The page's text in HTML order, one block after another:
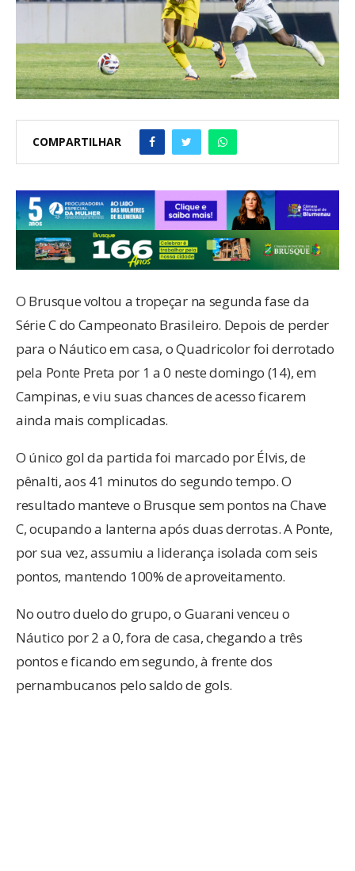
COMPARTILHAR
O Brusque voltou a tropeçar na segunda fase da
Série C do Campeonato Brasileiro. Depois de perder
para o Náutico em casa, o Quadricolor foi derrotado
pela Ponte Preta por 1 a 0 neste domingo (14), em
Campinas, e viu suas chances de acesso ficarem
ainda mais complicadas.
O único gol da partida foi marcado por Élvis, de
pênalti, aos 41 minutos do segundo tempo. O
resultado manteve o Brusque sem pontos na Chave
C, ocupando a lanterna após duas derrotas. A Ponte,
por sua vez, assumiu a liderança isolada com seis
pontos, mantendo 100% de aproveitamento.
No outro duelo do grupo, o Guarani venceu o
Náutico por 2 a 0, fora de casa, chegando a três
pontos e ficando em segundo, à frente dos
pernambucanos pelo saldo de gols.